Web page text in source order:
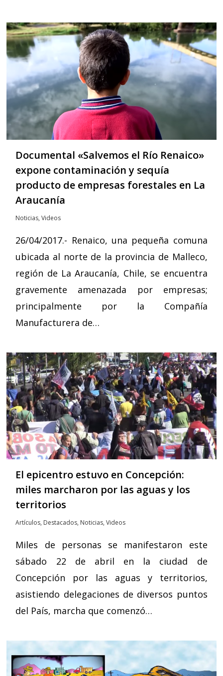
Documental «Salvemos el Río Renaico»
expone contaminación y sequía
producto de empresas forestales en La
Araucanía
Noticias,Videos
26/04/2017.- Renaico, una pequeña comuna
ubicada al norte de la provincia de Malleco,
región de La Araucanía, Chile, se encuentra
gravemente amenazada por empresas;
principalmente por la Compañía
Manufacturera de…
El epicentro estuvo en Concepción:
miles marcharon por las aguas y los
territorios
Artículos, Destacados, Noticias,Videos
Miles de personas se manifestaron este
sábado 22 de abril en la ciudad de
Concepción por las aguas y territorios,
asistiendo delegaciones de diversos puntos
del País, marcha que comenzó…